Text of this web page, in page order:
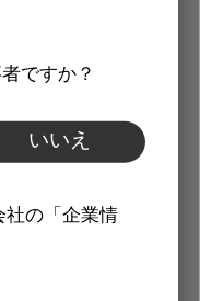
ですか？
いいえ
社の「企業情
可能